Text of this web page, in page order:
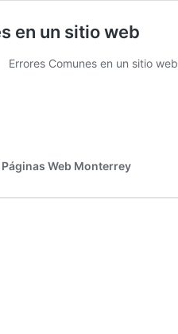
en un sitio web
Errores Comunes en un sitio web
Web Monterrey